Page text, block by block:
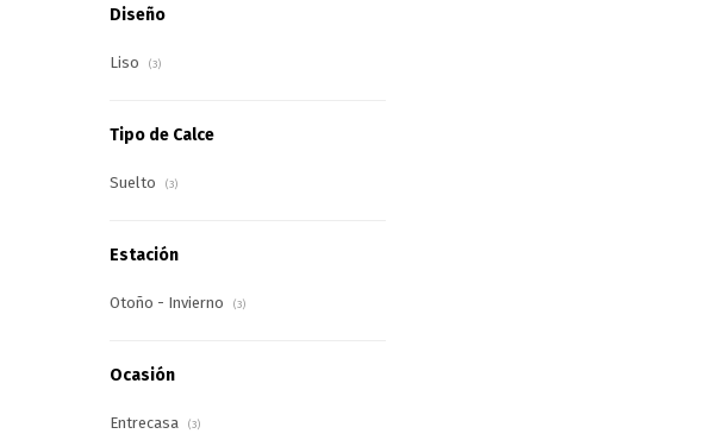
Diseño
Liso (3)
Tipo de Calce
Suelto (3)
Estación
Otoño - Invierno (3)
Ocasión
Entrecasa (3)